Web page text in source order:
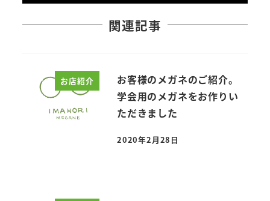
関連記事
お店紹介
お客様のメガネのご紹介。
学会用のメガネをお作りい
ただきました
投稿日
2020年2月28日